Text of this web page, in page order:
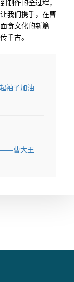
制作的全过程，
我们携手，在曹
食文化的新篇
千古。
袖子加油
——曹大王